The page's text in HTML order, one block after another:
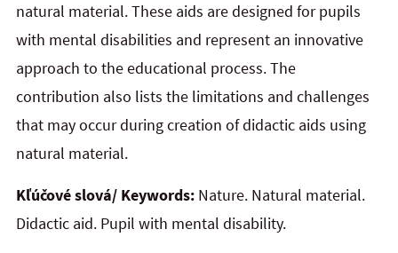
natural material. These aids are designed for pupils
with mental disabilities and represent an innovative
approach to the educational process. The
contribution also lists the limitations and challenges
that may occur during creation of didactic aids using
natural material.
Kľúčové slová/ Keywords: Nature. Natural material.
Didactic aid. Pupil with mental disability.